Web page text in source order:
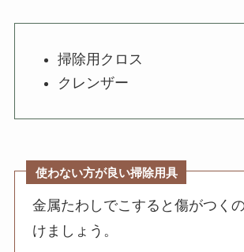
掃除用クロス
クレンザー
使わない方が良い掃除用具
金属たわしでこすると傷がつく
けましょう。